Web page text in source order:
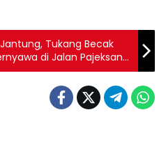
Tukang Becak
di Jalan Pajeksan